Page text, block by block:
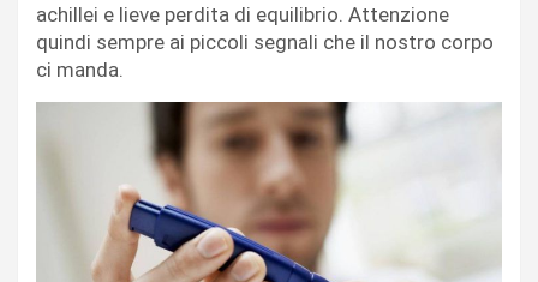
achillei e lieve perdita di equilibrio. Attenzione
quindi sempre ai piccoli segnali che il nostro corpo
ci manda.